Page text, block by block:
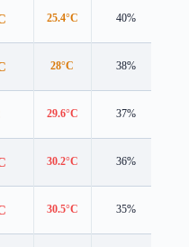
25.4°C 40%
28°C 38%
29.6°C 37%
30.2°C 36%
30.5°C 35%